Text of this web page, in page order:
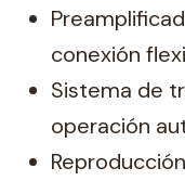
conexión
Sistema de
operación